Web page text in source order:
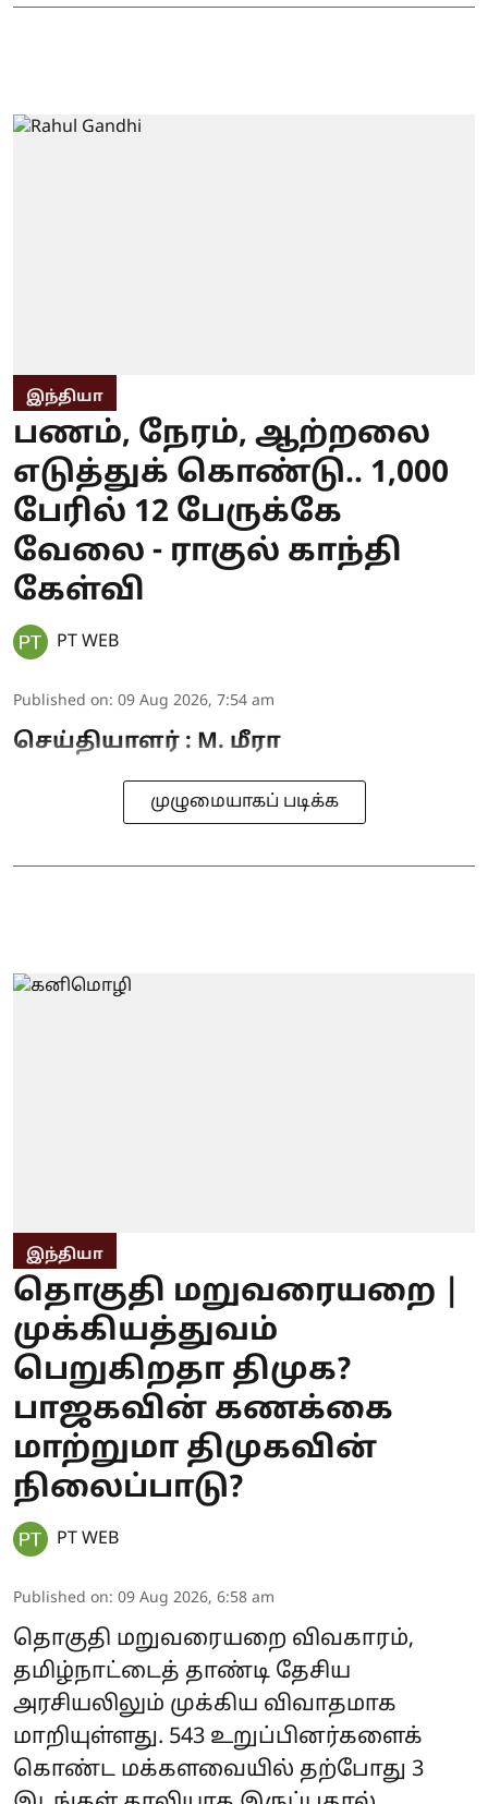
இந்தியா
பணம், நேரம், ஆற்றலை
எடுத்துக் கொண்டு.. 1,000
பேரில் 12 பேருக்கே
வேலை - ராகுல் காந்தி
கேள்வி
PT WEB
Published on: 09 Aug 2026, 7:54 am
செய்தியாளர் : M. மீரா
முழுமையாகப் படிக்க
இந்தியா
தொகுதி மறுவரையறை |
முக்கியத்துவம்
பெறுகிறதா திமுக?
பாஜகவின் கணக்கை
மாற்றுமா திமுகவின்
நிலைப்பாடு?
PT WEB
Published on: 09 Aug 2026, 6:58 am
தொகுதி மறுவரையறை விவகாரம்,
தமிழ்நாட்டைத் தாண்டி தேசிய
அரசியலிலும் முக்கிய விவாதமாக
மாறியுள்ளது. 543 உறுப்பினர்களைக்
கொண்ட மக்களவையில் தற்போது 3